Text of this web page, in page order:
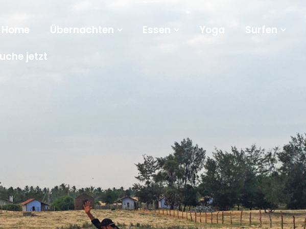
Home Übernachten Essen Yoga Surfen
jetzt